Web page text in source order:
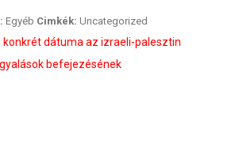
Egyéb Cimkék: Uncategorized
konkrét dátuma az izraeli-palesztin
befejezésének